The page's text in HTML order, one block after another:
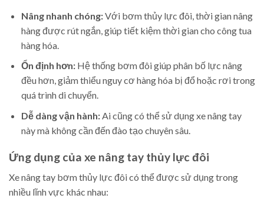
Nâng nhanh chóng:Với bơm thủy lực đôi, thời gian nâng
hàng được rút ngắn, giúp tiết kiệm thời gian cho công tua
hàng hóa.
Ổn định hơn:Hệ thống bơm đôi giúp phân bố lực nâng
đều hơn, giảm thiểu nguy cơ hàng hóa bị đổ hoặc rơi trong
quá trình di chuyển.
Dễ dàng vận hành:Ai cũng có thể sử dụng xe nâng tay
này mà không cần đến đào tạo chuyên sâu.
Ứng dụng của xe nâng tay thủy lực đôi
Xe nâng tay bơm thủy lực đôi có thể được sử dụng trong
nhiều lĩnh vực khác nhau: